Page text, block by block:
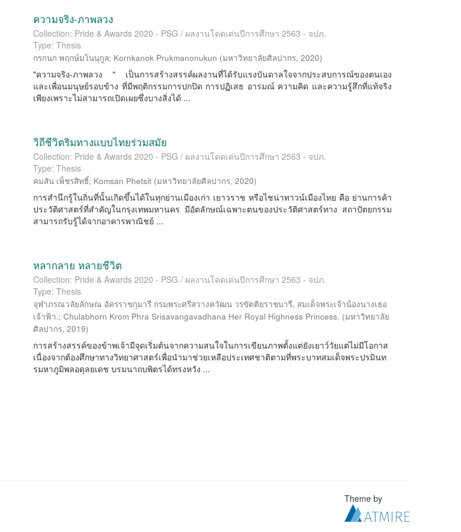
ความจริง-ภาพลวง
Collection: Pride & Awards 2020 - PSG / ผลงานโดดเด่นปีการศึกษา 2563 - จปภ.
Type: Thesis
กรกนก พฤกษ์มโนนุกูล; Kornkanok Prukmanonukun (มหาวิทยาลัยศิลปากร,2020)
"ความจริง-ภาพลวง " เป็นการสร้างสรรค์ผลงานที่ได้รับแรงบันดาลใจจากประสบการณ์ของตนเอง
และเพื่อนมนุษย์รอบข้าง ที่มีพฤติกรรมการปกปิด การปฏิเสธ อารมณ์ ความคิด และความรู้สึกที่แท้จริง
เพียงเพราะไม่สามารถเปิดเผยซึ่งบางสิ่งได้ ...
วิถีชีวิตริมทางแบบไทยร่วมสมัย
Collection: Pride & Awards 2020 - PSG / ผลงานโดดเด่นปีการศึกษา 2563 - จปภ.
Type: Thesis
คมสัน เพ็ชรสิทธิ์; Komsan Phetsit (มหาวิทยาลัยศิลปากร,2020)
การสำนึกรู้ในถิ่นที่นั้นเกิดขึ้นได้ในทุกย่านเมืองเก่า เยาวราช หรือไชน่าทาวน์เมืองไทย คือ ย่านการค้า
ประวัติศาสตร์ที่สำคัญในกรุงเทพมหานคร มีอัตลักษณ์เฉพาะตนของประวัติศาสตร์ทาง สถาปัตยกรรม
สามารถรับรู้ได้จากอาคารพาณิชย์ ...
หลากลาย หลายชีวิต
Collection: Pride & Awards 2020 - PSG / ผลงานโดดเด่นปีการศึกษา 2563 - จปภ.
Type: Thesis
จุฬาภรณวลัยลักษณ อัครราชกุมารี กรมพระศรีสวางควัฒน วรขัตติยราชนารี, สมเด็จพระเจ้าน้องนางเธอ
เจ้าฟ้า.;Chulabhorn Krom Phra Srisavangavadhana Her Royal Highness Princess. (มหาวิทยาลัย
ศิลปากร,2019)
การสร้างสรรค์ของข้าพเจ้ามีจุดเริ่มต้นจากความสนใจในการเขียนภาพตั้งแต่ยังเยาว์วัยแต่ไม่มีโอกาส
เนื่องจากต้องศึกษาทางวิทยาศาสตร์เพื่อนำมาช่วยเหลือประเทศชาติตามที่พระบาทสมเด็จพระปรมินท
รมหาภูมิพลอดุลยเดช บรมนาถบพิตรได้ทรงหวัง ...
Theme by